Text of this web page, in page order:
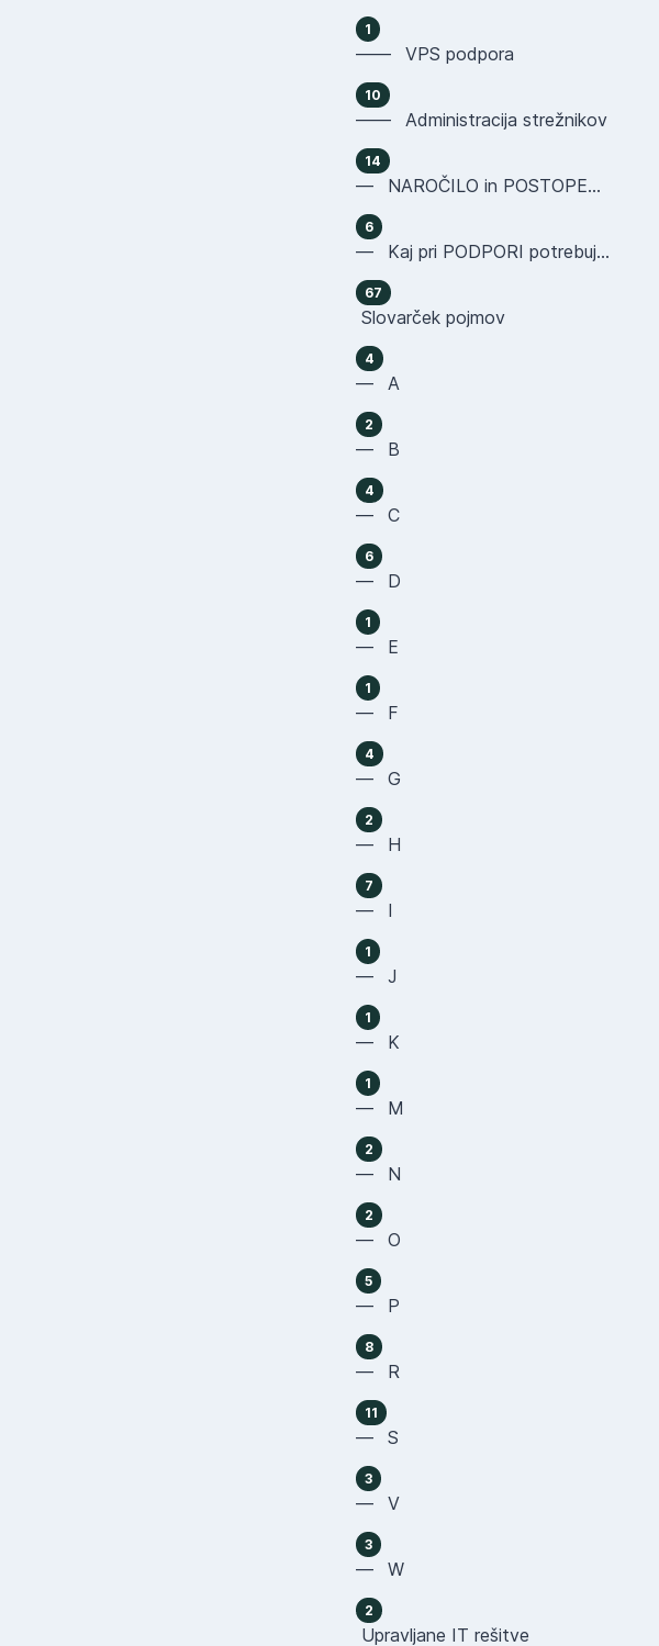
1
—— VPS podpora
10
—— Administracija strežnikov
14
— NAROČILO in POSTOPEK NAKUPA
6
— Kaj pri PODPORI potrebujemo OD VAS
67
Slovarček pojmov
4
— A
2
— B
4
— C
6
— D
1
— E
1
— F
4
— G
2
— H
7
— I
1
— J
1
— K
1
— M
2
— N
2
— O
5
— P
8
— R
11
— S
3
— V
3
— W
2
Upravljane IT rešitve